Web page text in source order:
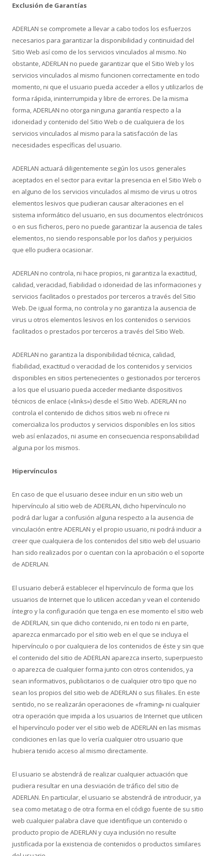
Exclusión de Garantías
ADERLAN se compromete a llevar a cabo todos los esfuerzos
necesarios para garantizar la disponibilidad y continuidad del
Sitio Web así como de los servicios vinculados al mismo. No
obstante, ADERLAN no puede garantizar que el Sitio Web y los
servicios vinculados al mismo funcionen correctamente en todo
momento, ni que el usuario pueda acceder a ellos y utilizarlos de
forma rápida, ininterrumpida y libre de errores. De la misma
forma, ADERLAN no otorga ninguna garantía respecto a la
idoneidad y contenido del Sitio Web o de cualquiera de los
servicios vinculados al mismo para la satisfacción de las
necesidades específicas del usuario.
ADERLAN actuará diligentemente según los usos generales
aceptados en el sector para evitar la presencia en el Sitio Web o
en alguno de los servicios vinculados al mismo de virus u otros
elementos lesivos que pudieran causar alteraciones en el
sistema informático del usuario, en sus documentos electrónicos
o en sus ficheros, pero no puede garantizar la ausencia de tales
elementos, no siendo responsable por los daños y perjuicios
que ello pudiera ocasionar.
ADERLAN no controla, ni hace propios, ni garantiza la exactitud,
calidad, veracidad, fiabilidad o idoneidad de las informaciones y
servicios facilitados o prestados por terceros a través del Sitio
Web. De igual forma, no controla y no garantiza la ausencia de
virus u otros elementos lesivos en los contenidos o servicios
facilitados o prestados por terceros a través del Sitio Web.
ADERLAN no garantiza la disponibilidad técnica, calidad,
fiabilidad, exactitud o veracidad de los contenidos y servicios
disponibles en sitios pertenecientes o gestionados por terceros
a los que el usuario pueda acceder mediante dispositivos
técnicos de enlace («links») desde el Sitio Web. ADERLAN no
controla el contenido de dichos sitios web ni ofrece ni
comercializa los productos y servicios disponibles en los sitios
web así enlazados, ni asume en consecuencia responsabilidad
alguna por los mismos.
Hipervínculos
En caso de que el usuario desee incluir en un sitio web un
hipervínculo al sitio web de ADERLAN, dicho hipervínculo no
podrá dar lugar a confusión alguna respecto a la ausencia de
vinculación entre ADERLAN y el propio usuario, ni podrá inducir a
creer que cualquiera de los contenidos del sitio web del usuario
han sido realizados por o cuentan con la aprobación o el soporte
de ADERLAN.
El usuario deberá establecer el hipervínculo de forma que los
usuarios de Internet que lo utilicen accedan y vean el contenido
íntegro y la configuración que tenga en ese momento el sitio web
de ADERLAN, sin que dicho contenido, ni en todo ni en parte,
aparezca enmarcado por el sitio web en el que se incluya el
hipervínculo o por cualquiera de los contenidos de éste y sin que
el contenido del sitio de ADERLAN aparezca inserto, superpuesto
o aparezca de cualquier forma junto con otros contenidos, ya
sean informativos, publicitarios o de cualquier otro tipo que no
sean los propios del sitio web de ADERLAN o sus filiales. En este
sentido, no se realizarán operaciones de «framing» ni cualquier
otra operación que impida a los usuarios de Internet que utilicen
el hipervínculo poder ver el sitio web de ADERLAN en las mismas
condiciones en las que lo vería cualquier otro usuario que
hubiera tenido acceso al mismo directamente.
El usuario se abstendrá de realizar cualquier actuación que
pudiera resultar en una desviación de tráfico del sitio de
ADERLAN. En particular, el usuario se abstendrá de introducir, ya
sea como metatag o de otra forma en el código fuente de su sitio
web cualquier palabra clave que identifique un contenido o
producto propio de ADERLAN y cuya inclusión no resulte
justificada por la existencia de contenidos o productos similares